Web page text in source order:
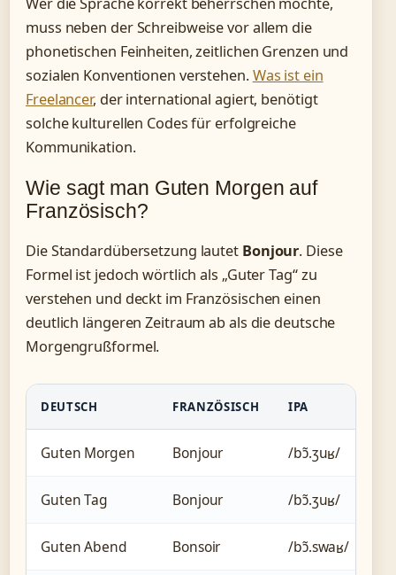
muss neben der Schreibweise vor allem die
phonetischen Feinheiten, zeitlichen Grenzen und
sozialen Konventionen verstehen.Was ist ein
Freelancer, der international agiert, benötigt
solche kulturellen Codes für erfolgreiche
Kommunikation.
Wie sagt man Guten Morgen auf
Französisch?
Die Standardübersetzung lautet Bonjour. Diese
Formel ist jedoch wörtlich als „Guter Tag“ zu
verstehen und deckt im Französischen einen
deutlich längeren Zeitraum ab als die deutsche
Morgengrußformel.
DEUTSCH FRANZÖSISCH IPA
Guten Morgen Bonjour /bɔ̃.ʒuʁ/
Guten Tag Bonjour /bɔ̃.ʒuʁ/
Guten Abend Bonsoir /bɔ̃.swaʁ/